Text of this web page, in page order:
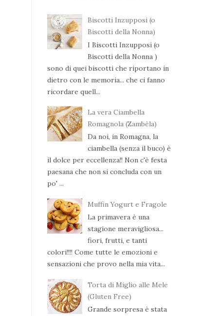
Biscotti Inzupposi (o
Biscotti della Nonna)
I Biscotti Inzupposi (o
Biscotti della Nonna )
sono di quei biscotti che riportano in
dietro con le memoria... che ci fanno
ricordare quell...
La vera Ciambella
Romagnola (Zambèla)
Da noi, in Romagna, la
ciambella (senza il buco) è
il dolce per eccellenza!! Non c'è festa
paesana che non si concluda con un
po' ...
Muffin Yogurt e Fragole
La primavera è una
stagione meravigliosa...
fiori, frutti, e tanti
colori!!!! Come tutte le emozioni e
sensazioni che provo nella mia vita...
Torta di Miglio alle Mele
(Gluten Free)
Grande sorpresa è stata